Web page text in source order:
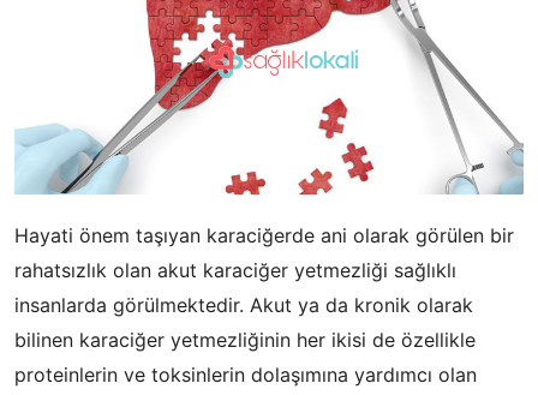
Hayati önem taşıyan karaciğerde ani olarak görülen bir
rahatsızlık olan akut karaciğer yetmezliği sağlıklı
insanlarda görülmektedir. Akut ya da kronik olarak
bilinen karaciğer yetmezliğinin her ikisi de özellikle
proteinlerin ve toksinlerin dolaşımına yardımcı olan